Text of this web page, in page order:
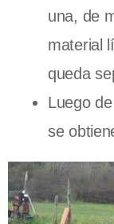
una, de
material
queda
Luego
se